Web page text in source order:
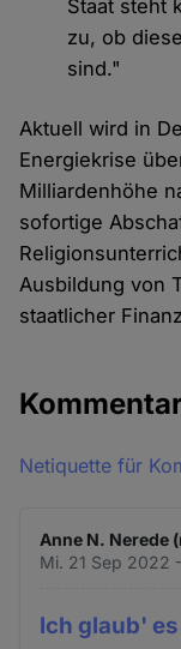
Staat steht
zu, ob
sind."
Aktuell wird in
Energiekrise
Milliardenhöhe
sofortige
Ausbildung von
staatlicher
Netiquette für
Anne N. Nerede
Mi. 21 Sep 2022
Ich glaub'